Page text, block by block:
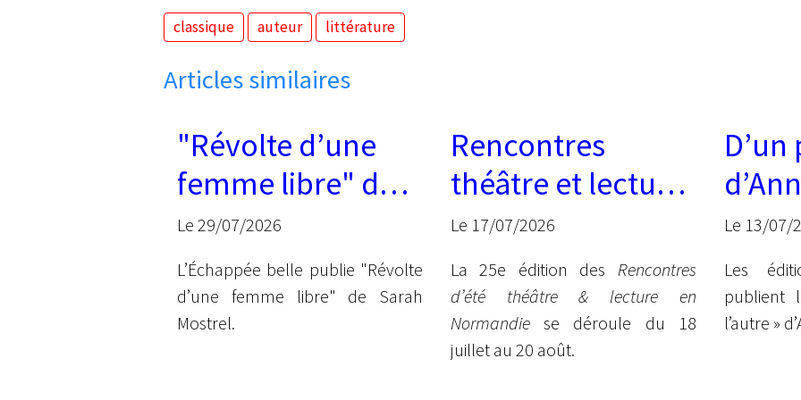
classique auteur littérature
Articles similaires
"Révolte d’une
femme libre" de
Sarah Mostrel
Le 29/07/2026
L’Échappée belle publie "Révolte
d’une femme libre" de Sarah
Mostrel.
Rencontres
théâtre et lecture
en Normandie
Le 17/07/2026
La 25e édition des Rencontres
d’été théâtre & lecture en
Normandiese déroule du 18
juillet au 20 août.
D’un
Iger
Le 13/07/
Les
publient
l’autre »